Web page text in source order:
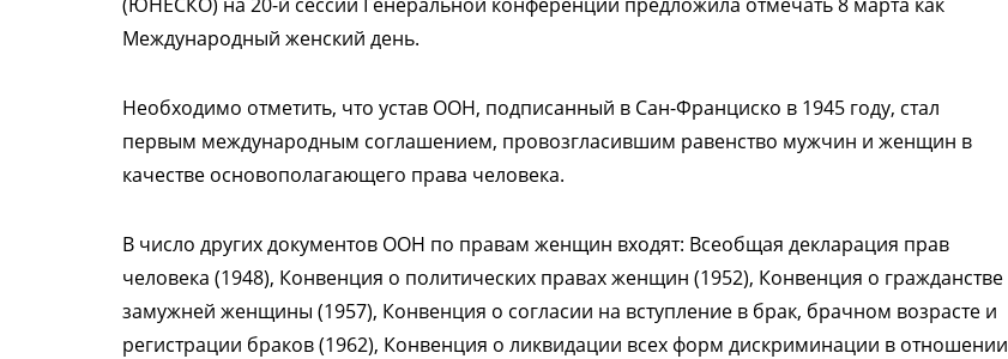
Международный женский день.
Необходимо отметить, что устав ООН, подписанный в Сан-Франциско в 1945 году, стал
первым международным соглашением, провозгласившим равенство мужчин и женщин в
качестве основополагающего права человека.
В число других документов ООН по правам женщин входят: Всеобщая декларация прав
человека (1948), Конвенция о политических правах женщин (1952), Конвенция о гражданстве
замужней женщины (1957), Конвенция о согласии на вступление в брак, брачном возрасте и
регистрации браков (1962), Конвенция о ликвидации всех форм дискриминации в отношении